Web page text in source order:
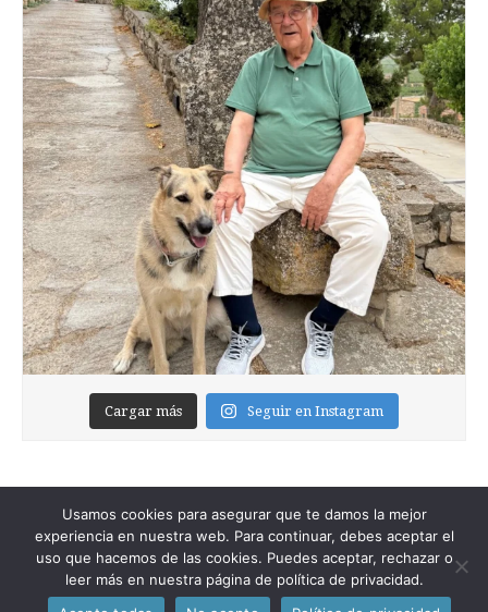
Cargar más Seguir en Instagram
Copyright © 2026 Foixblog
. All Rights Reserved.
Usamos cookies para asegurar que te damos la mejor
experiencia en nuestra web. Para continuar, debes aceptar el
uso que hacemos de las cookies. Puedes aceptar, rechazar o
leer más en nuestra página de política de privacidad.